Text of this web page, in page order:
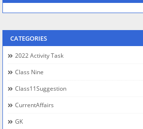
CATEGORIES
2022 Activity Task
Class Nine
Class11Suggestion
CurrentAffairs
GK